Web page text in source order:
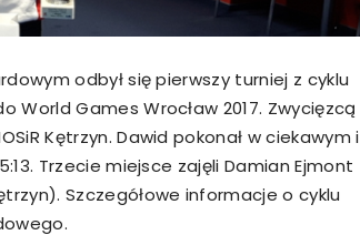
odbył się pierwszy turniej z cyklu
World Games Wrocław 2017. Zwycięzcą
Kętrzyn. Dawid pokonał w ciekawym i
Trzecie miejsce zajęli Damian Ejmont
Szczegółowe informacje o cyklu